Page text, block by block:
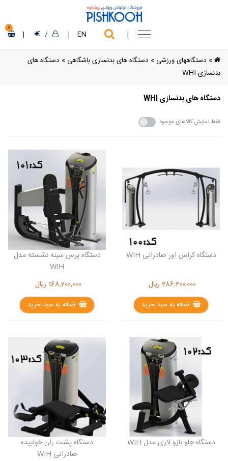
|
EN
|
/
|
0
» دستگاههای ورزشی » دستگاه های بدنسازی باشگاهی » دستگاه های
بدنسازی WHI
دستگاه های بدنسازی WHI
فقط نمایش کالاهای موجود
دستگاه کراس اور صادراتی WIH
286,200,000 ریال
اضافه به سبد خرید
دستگاه پرس سینه نشسته مدل
WIH
168,200,000 ریال
اضافه به سبد خرید
دستگاه جلو بازو لاری مدل WIH
دستگاه پشت ران خوابیده
صادراتی WIH